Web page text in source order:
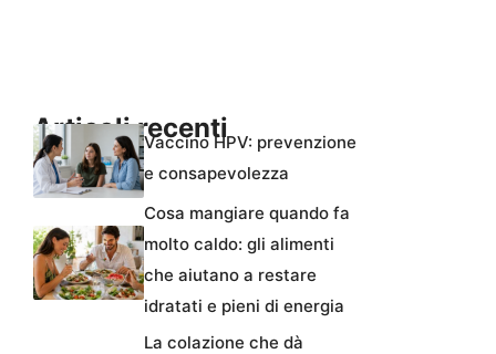
Articoli recentiVaccino HPV: prevenzione
e consapevolezza
Cosa mangiare quando fa
molto caldo: gli alimenti
che aiutano a restare
idratati e pieni di energia
La colazione che dà